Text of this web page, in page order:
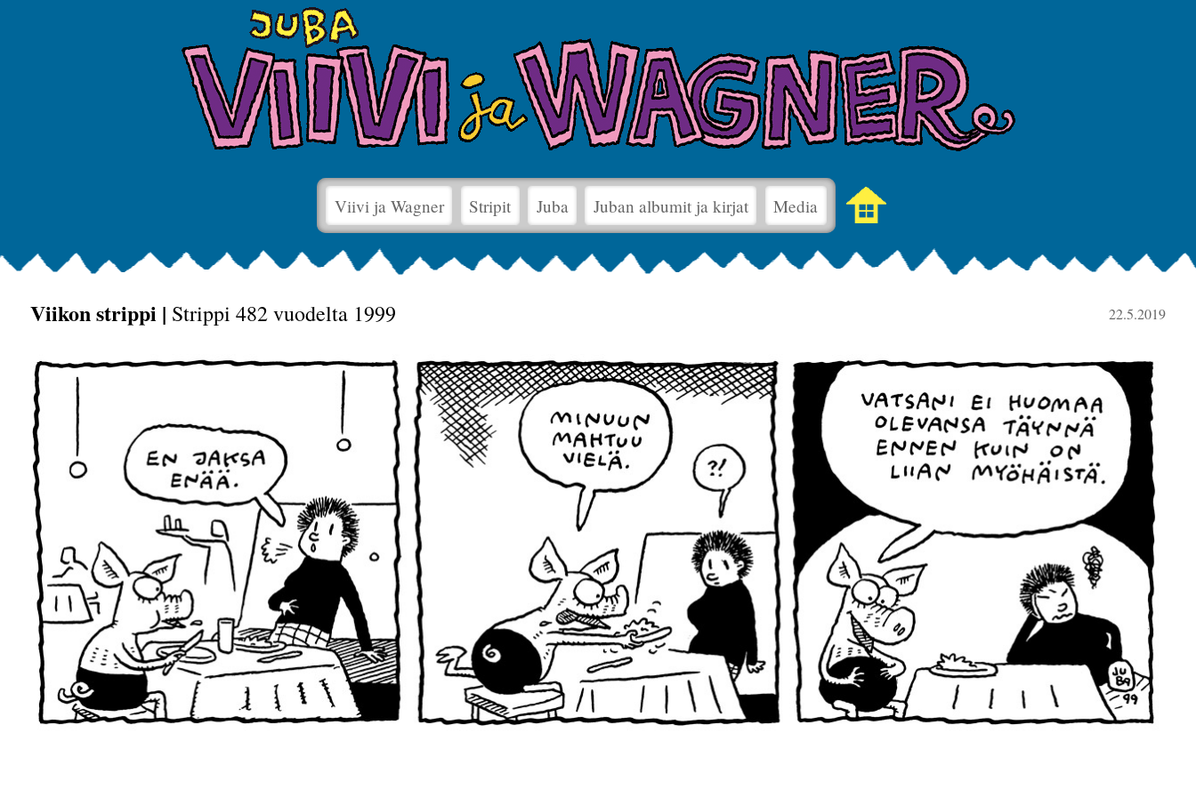
Viivi ja Wagner Stripit Juba Juban albumit ja kirjat Media
22.5.2019
Viikon strippi | Strippi 482 vuodelta 1999